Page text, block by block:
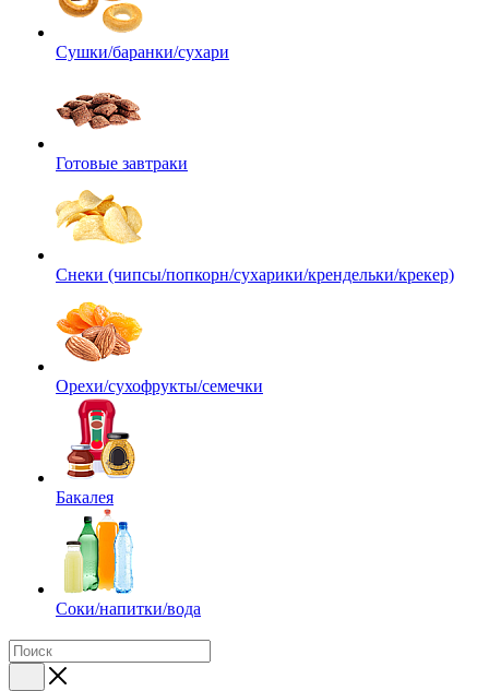
Сушки/баранки/сухари
Готовые завтраки
Снеки (чипсы/попкорн/сухарики/крендельки/крекер)
Орехи/сухофрукты/семечки
Бакалея
Соки/напитки/вода